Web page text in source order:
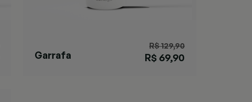
Garrafa
R$ 129,90
R$ 69,90